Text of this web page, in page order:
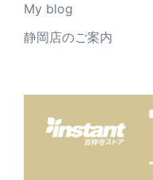
My blog
静岡店のご案内